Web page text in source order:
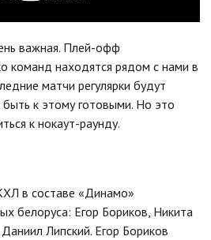
важная. Плей-офф
команд находятся рядом с нами в
матчи регулярки будут
к этому готовыми. Но это
к нокаут-раунду.
в составе «Динамо»
белоруса: Егор Бориков, Никита
Липский. Егор Бориков